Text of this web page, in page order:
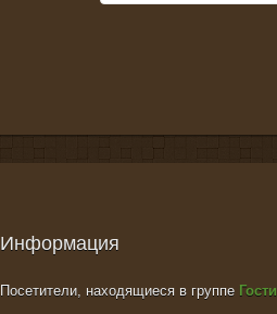
Информация
Посетители, находящиеся в группе Гости